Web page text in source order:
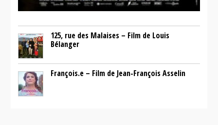
125, rue des Malaises – Film de Louis
Bélanger
François.e – Film de Jean-François Asselin